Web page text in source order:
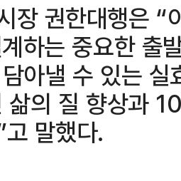
장 권한대행은 “
하는 중요한 출
아낼 수 있는
삶의 질 향상과
말했다.